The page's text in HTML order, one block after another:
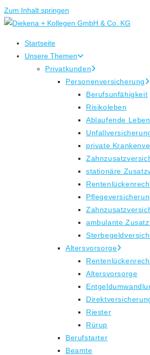
Zum Inhalt springen
Startseite
Unsere Themen
Privatkunden
Personenversicherung
Berufsunfähigkeit
Risikoleben
Ablaufende
private
stationäre
ambulante
Altersvorsorge
Altersvorsorge
Riester
Rürup
Berufstarter
Beamte